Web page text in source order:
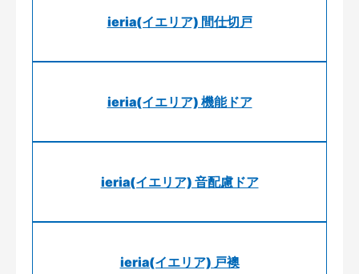
ieria(イエリア) 間仕切戸
ieria(イエリア) 機能ドア
ieria(イエリア) 音配慮ドア
ieria(イエリア) 戸襖